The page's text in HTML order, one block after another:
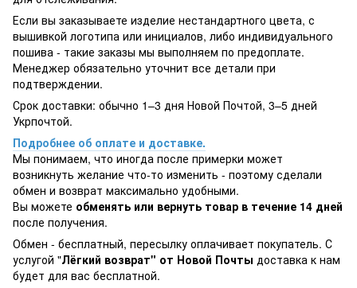
Если вы заказываете изделие нестандартного цвета, с
вышивкой логотипа или инициалов, либо индивидуального
пошива - такие заказы мы выполняем по предоплате.
Менеджер обязательно уточнит все детали при
подтверждении.
Срок доставки: обычно 1–3 дня Новой Почтой, 3–5 дней
Укрпочтой.
Подробнее об оплате и доставке.
Мы понимаем, что иногда после примерки может
возникнуть желание что-то изменить - поэтому сделали
обмен и возврат максимально удобными.
Вы можете обменять или вернуть товар в течение 14 дней
после получения.
Обмен - бесплатный, пересылку оплачивает покупатель. С
услугой "Лёгкий возврат" от Новой Почты доставка к нам
будет для вас бесплатной.